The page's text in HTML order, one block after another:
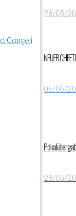
28/05/
NEUER
06/06/
28/05/